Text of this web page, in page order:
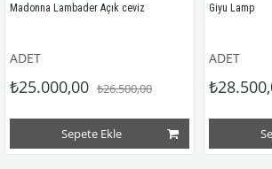
Madonna Lambader Açık ceviz
ADET
₺25.000,00 ₺26.500,00
Sepete Ekle
Giyu Lamp
ADET